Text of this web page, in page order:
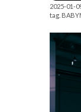
2025-01-
tag.